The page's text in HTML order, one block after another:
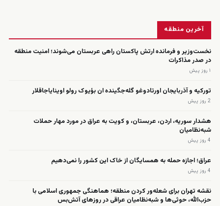
آخرین منطقه
نخست‌وزیر و فرمانده ارتش پاکستان راهی عربستان می‌شوند؛ امنیت منطقه
در صدر مذاکرات
۱ روز پیش
تورکیه و آذربایجان اورتادوغو گله‌جگینده ان بؤیوک رولو اوینایاجاقلار
2 روز پیش
هشدار سوریه، اردن، عربستان، و کویت به عراق در مورد مهار حملات
شبه‌نظامیان
4 روز پیش
عراق؛ اجازه حمله به همسایگان از خاک این کشور را نمی‌دهیم
4 روز پیش
نقشه تهران برای شعله‌ور کردن منطقه؛ هماهنگی جمهوری اسلامی با
حزب‌الله، حوثی‌ها و شبه‌نظامیان عراقی در روزهای آتش‌بس